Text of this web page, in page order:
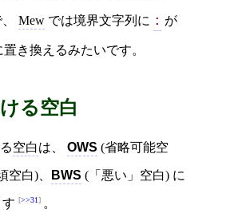
Mew では境界文字列に : が
置き換えるみたいです。
る空白
空白は、 OWS (省略可能空
空白)、 BWS (「悪い」空白) に
>>31 。